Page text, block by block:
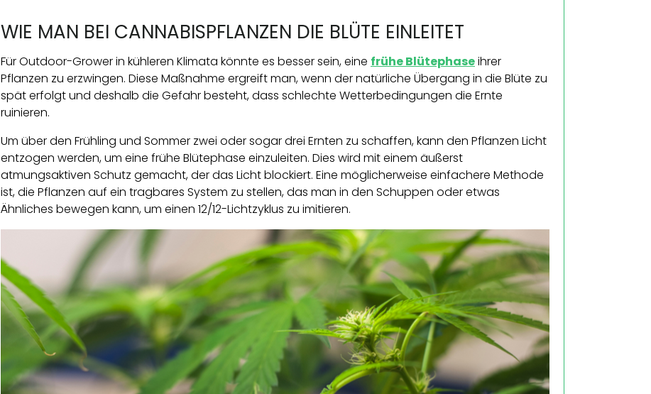
WIE MAN BEI CANNABISPFLANZEN DIE BLÜTE EINLEITET
Für Outdoor-Grower in kühleren Klimata könnte es besser sein, eine frühe Blütephaseihrer
Pflanzen zu erzwingen. Diese Maßnahme ergreift man, wenn der natürliche Übergang in die Blüte zu
spät erfolgt und deshalb die Gefahr besteht, dass schlechte Wetterbedingungen die Ernte
ruinieren.
Um über den Frühling und Sommer zwei oder sogar drei Ernten zu schaffen, kann den Pflanzen Licht
entzogen werden, um eine frühe Blütephase einzuleiten. Dies wird mit einem äußerst
atmungsaktiven Schutz gemacht, der das Licht blockiert. Eine möglicherweise einfachere Methode
ist, die Pflanzen auf ein tragbares System zu stellen, das man in den Schuppen oder etwas
Ähnliches bewegen kann, um einen 12/12-Lichtzyklus zu imitieren.